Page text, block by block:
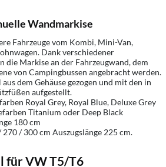
Wandmarkise
Fahrzeuge vom Kombi, Mini-Van,
Dank verschiedener
die Markise an der Fahrzeugwand, dem
von Campingbussen angebracht werden.
dem Gehäuse gezogen und mit den in
aufgestellt.
Royal Grey, Royal Blue, Deluxe Grey
Titanium oder Deep Black
180 cm
/ 300 cm Auszugslänge 225 cm.
für VW T5/T6